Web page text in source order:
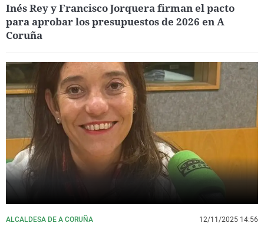
Inés Rey y Francisco Jorquera firman el pacto
para aprobar los presupuestos de 2026 en A
Coruña
ALCALDESA DE A CORUÑA 12/11/2025 14:56